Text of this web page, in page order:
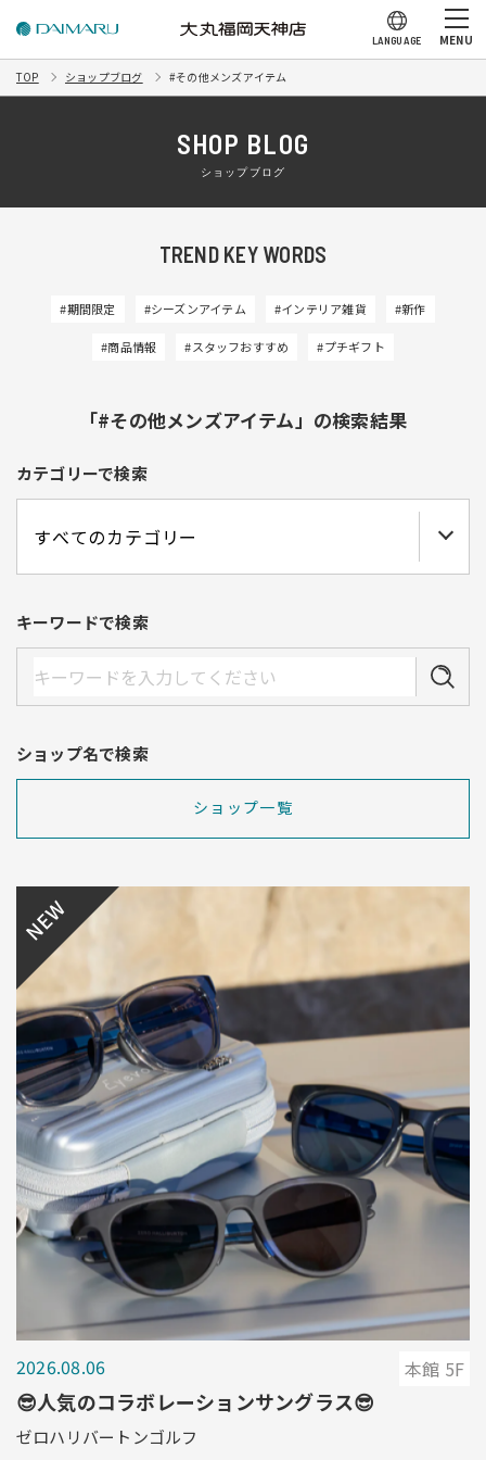
LANGUAGE MENU
TOP ショップブログ #その他メンズアイテム
SHOP BLOG
ショップブログ
TREND KEY WORDS
#期間限定 #シーズンアイテム #インテリア雑貨 #新作
#商品情報 #スタッフおすすめ #プチギフト
「#その他メンズアイテム」の検索結果
カテゴリーで検索
キーワードで検索
ショップ名で検索
ショップ一覧
NEW
2026.08.06 本館 5F
😎人気のコラボレーションサングラス😎
ゼロハリバートンゴルフ